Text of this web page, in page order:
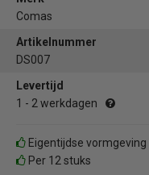
Comas
Artikelnummer
DS007
Levertijd
1 - 2 werkdagen
Eigentijdse vormgeving
Per 12 stuks